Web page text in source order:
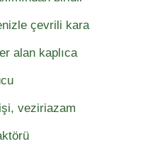
çevrili kara
alan kaplıca
veziriazam